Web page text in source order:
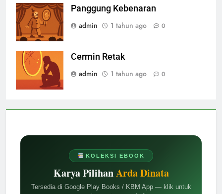
KOLEKSI EBOOK
Karya PilihanArda Dinata
Tersedia di Google Play Books / KBM App — klik untuk
Panggung Kebenaran
admin
1 tahun ago 0
Cermin Retak
admin
1 tahun ago 0